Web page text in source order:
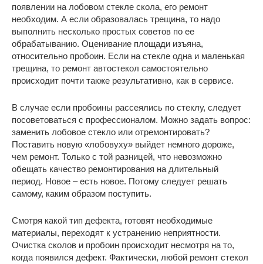
появлении на лобовом стекле скола, его ремонт
необходим. А если образовалась трещина, то надо
выполнить несколько простых советов по ее
обрабатыванию. Оценивание площади изъяна,
относительно пробоин. Если на стекле одна и маленькая
трещина, то ремонт автостекол самостоятельно
происходит почти также результативно, как в сервисе.
В случае если пробоины рассеялись по стеклу, следует
посоветоваться с профессионалом. Можно задать вопрос:
заменить лобовое стекло или отремонтировать?
Поставить новую «лобовуху» выйдет немного дороже,
чем ремонт. Только с той разницей, что невозможно
обещать качество ремонтирования на длительный
период. Новое – есть новое. Потому следует решать
самому, каким образом поступить.
Смотря какой тип дефекта, готовят необходимые
материалы, переходят к устранению неприятности.
Очистка сколов и пробоин происходит несмотря на то,
когда появился дефект. Фактически, любой ремонт стекол